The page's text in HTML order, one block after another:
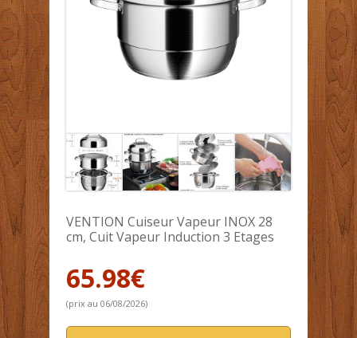
VENTION Cuiseur Vapeur INOX 28
cm, Cuit Vapeur Induction 3 Etages
65.98€
(prix au 06/08/2026)